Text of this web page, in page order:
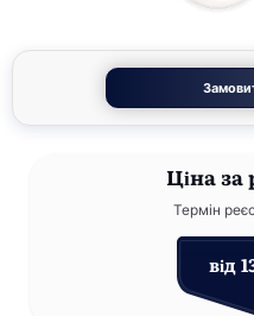
Ціназа
Термін
від